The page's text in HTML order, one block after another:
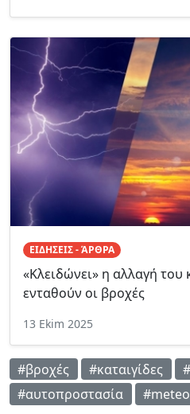
ΕΙΔΗΣΕΙΣ - ΆΡΘΡΑ
«Κλειδώνει» η αλλαγή του
ενταθούν οι βροχές
13 Ekim 2025
#βροχές #καταιγίδες
#αυτοπροστασία
#meteo